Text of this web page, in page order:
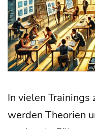
In vie­len Trai­nings
wer­den Theo­rien